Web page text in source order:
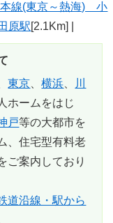
線(東京～熱海) 小
原駅[2.1Km] |
東京 、横浜
川
ホームをはじ
戸等の大都市を
、住宅型有料老
ご案内しており
道沿線・駅から